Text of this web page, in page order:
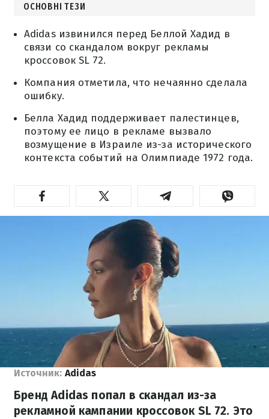
ОСНОВНІ ТЕЗИ
Adidas извинился перед Беллой Хадид в
связи со скандалом вокруг рекламы
кроссовок SL 72.
Компания отметила, что нечаянно сделала
ошибку.
Белла Хадид поддерживает палестинцев,
поэтому ее лицо в рекламе вызвало
возмущение в Израиле из-за исторического
контекста событий на Олимпиаде 1972 года.
Источник: Adidas
Бренд Adidas попал в скандал из-за
рекламной кампании кроссовок SL 72. Это